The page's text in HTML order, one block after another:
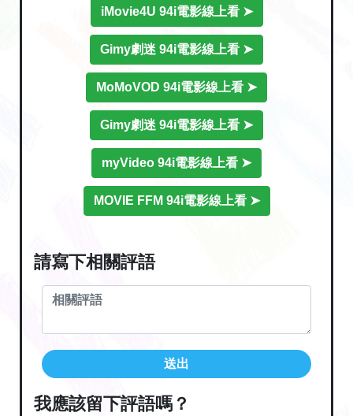
iMovie4U 94i電影線上看 ➤
Gimy劇迷 94i電影線上看 ➤
MoMoVOD 94i電影線上看 ➤
Gimy劇迷 94i電影線上看 ➤
myVideo 94i電影線上看 ➤
MOVIE FFM 94i電影線上看 ➤
請寫下相關評語
送出
我應該留下評語嗎？